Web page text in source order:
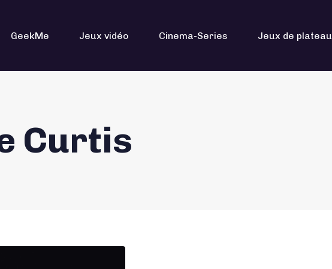
GeekMe Jeux vidéo Cinema-Series Jeux de plateau
Curtis